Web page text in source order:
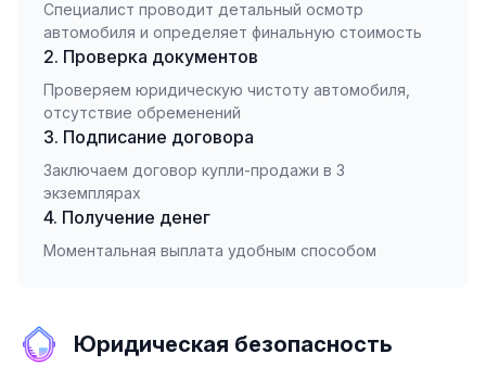
Специалист проводит детальный осмотр
автомобиля и определяет финальную стоимость
2. Проверка документов
Проверяем юридическую чистоту автомобиля,
отсутствие обременений
3. Подписание договора
Заключаем договор купли-продажи в 3
экземплярах
4. Получение денег
Моментальная выплата удобным способом
Юридическая безопасность